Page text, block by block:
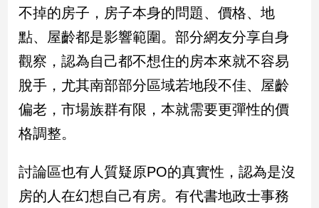
岸/
國
際
社
地
方
新
冠
毒
專
區
不掉的房子，房子本身的問題、價格、地
點、屋齡都是影響範圍。部分網友分享自身
觀察，認為自己都不想住的房本來就不容易
脫手，尤其南部部分區域若地段不佳、屋齡
偏老，市場族群有限，本就需要更彈性的價
格調整。
討論區也有人質疑原PO的真實性，認為是沒
房的人在幻想自己有房。有代書地政士事務